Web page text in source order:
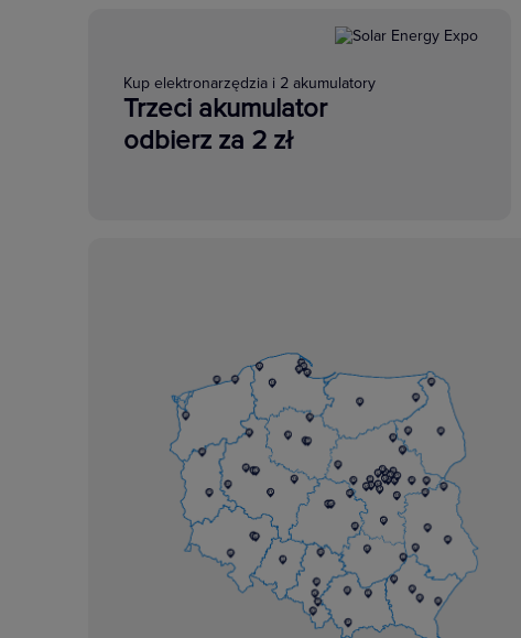
Kup elektronarzędzia i 2 akumulatory
Trzeci akumulator
odbierz za 2 zł